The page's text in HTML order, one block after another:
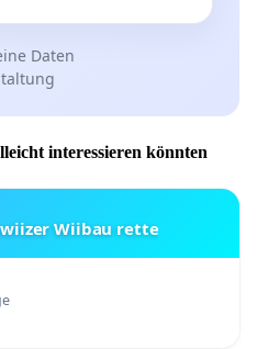
Daten
interessieren könnten
Wiibau rette